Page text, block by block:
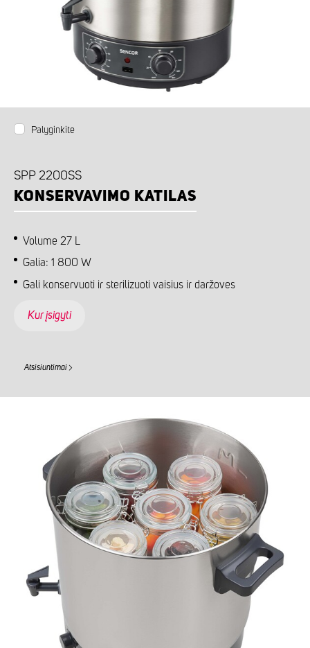
Palyginkite
SPP 2200SS
KONSERVAVIMO KATILAS
Volume 27 L
Galia: 1 800 W
Gali konservuoti ir sterilizuoti vaisius ir daržoves
Kur įsigyti
Atsisiuntimai